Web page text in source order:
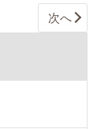
次へ